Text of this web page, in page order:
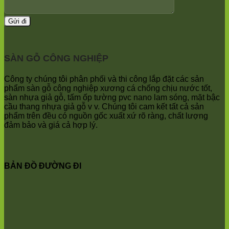
Nội
Giã
Anh
Phú
Ninh
Bình
Quảng
Oai
Vật
SÀN GỖ CÔNG NGHIỆP
Công ty chúng tôi phân phối và thi công lắp đặt các sản
phẩm sàn gỗ công nghiệp xương cá chống chịu nước tốt,
sàn nhựa giả gỗ, tấm ốp tường pvc nano lam sóng, mặt bậc
cầu thang nhựa giả gỗ v v. Chúng tôi cam kết tất cả sản
phẩm trên đều có nguồn gốc xuất xứ rõ ràng, chất lượng
đảm bảo và giá cả hợp lý.
BẢN ĐỒ ĐƯỜNG ĐI